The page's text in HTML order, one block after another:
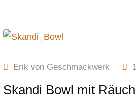
Erik von Geschmackwerk
Skandi Bowl mit